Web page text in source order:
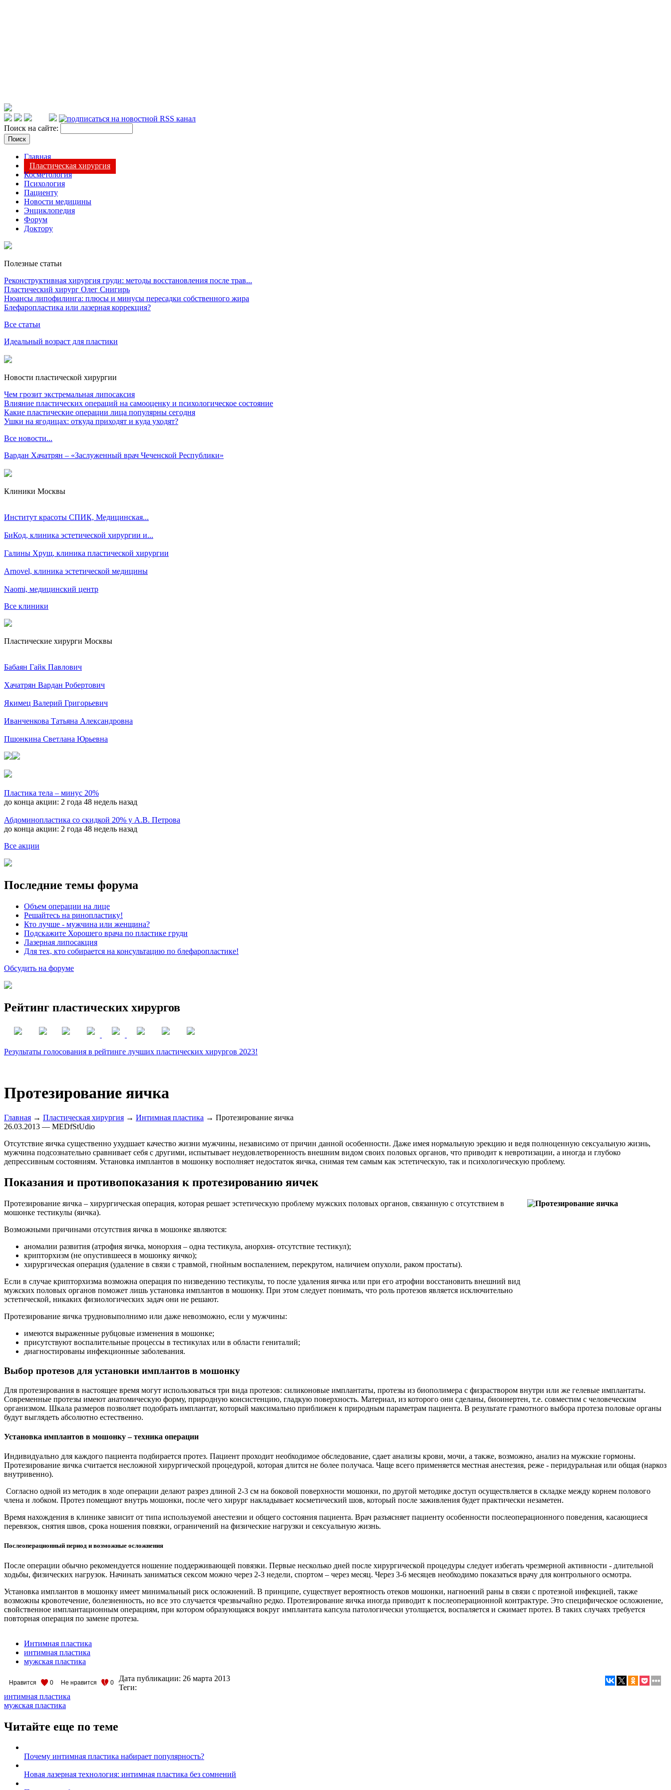
Поиск на сайте:
Главная
Пластическая хирургия
Косметология
Психология
Пациенту
Новости медицины
Энциклопедия
Форум
Доктору
Полезные статьи
Реконструктивная хирургия груди: методы восстановления после трав...
Пластический хирург Олег Снигирь
Нюансы липофилинга: плюсы и минусы пересадки собственного жира
Блефаропластика или лазерная коррекция?
Все статьи
Идеальный возраст для пластики
Новости пластической хирургии
Чем грозит экстремальная липосаксия
Влияние пластических операций на самооценку и психологическое состояние
Какие пластические операции лица популярны сегодня
Ушки на ягодицах: откуда приходят и куда уходят?
Все новости...
Вардан Хачатрян – «Заслуженный врач Чеченской Республики»
Клиники Москвы
Институт красоты СПИК, Медицинская...
БиКод, клиника эстетической хирургии и...
Галины Хрущ, клиника пластической хирургии
Arnovel, клиника эстетической медицины
Naomi, медицинский центр
Все клиники
Пластические хирурги Москвы
Бабаян Гайк Павлович
Хачатрян Вардан Робертович
Якимец Валерий Григорьевич
Иванченкова Татьяна Александровна
Пшонкина Светлана Юрьевна
Пластика тела – минус 20%
до конца акции: 2 года 48 недель назад
Абдоминопластика со скидкой 20% у А.В. Петрова
до конца акции: 2 года 48 недель назад
Все акции
Последние темы форума
Объем операции на лице
Решайтесь на ринопластику!
Кто лучше - мужчина или женщина?
Подскажите Хорошего врача по пластике груди
Лазерная липосакция
Для тех, кто собирается на консультацию по блефаропластике!
Обсудить на форуме
Рейтинг пластических хирургов
Результаты голосования в рейтинге лучших пластических хирургов 2023!
Протезирование яичка
Главная → Пластическая хирургия → Интимная пластика → Протезирование яичка
26.03.2013 — MEDfStUdio
Отсутствие яичка существенно ухудшает качество жизни мужчины, независимо от причин данной особенности. Даже имея нормальную эрекцию и ведя полноценную сексуальную жизнь,
мужчина подсознательно сравнивает себя с другими, испытывает неудовлетворенность внешним видом своих половых органов, что приводит к невротизации, а иногда и глубоко
депрессивным состояниям. Установка имплантов в мошонку восполняет недостаток яичка, снимая тем самым как эстетическую, так и психологическую проблему.
Показания и противопоказания к протезированию яичек
Протезирование яичка – хирургическая операция, которая решает эстетическую проблему мужских половых органов, связанную с отсутствием в
мошонке тестикулы (яичка).
Возможными причинами отсутствия яичка в мошонке являются:
аномалии развития (атрофия яичка, монорхия – одна тестикула, анорхия‑ отсутствие тестикул);
крипторхизм (не опустившееся в мошонку яичко);
хирургическая операция (удаление в связи с травмой, гнойным воспалением, перекрутом, наличием опухоли, раком простаты).
Если в случае крипторхизма возможна операция по низведению тестикулы, то после удаления яичка или при его атрофии восстановить внешний вид
мужских половых органов поможет лишь установка имплантов в мошонку. При этом следует понимать, что роль протезов является исключительно
эстетической, никаких физиологических задач они не решают.
Протезирование яичка трудновыполнимо или даже невозможно, если у мужчины:
имеются выраженные рубцовые изменения в мошонке;
присутствуют воспалительные процессы в тестикулах или в области гениталий;
диагностированы инфекционные заболевания.
Выбор протезов для установки имплантов в мошонку
Для протезирования в настоящее время могут использоваться три вида протезов: силиконовые имплантаты, протезы из биополимера с физраствором внутри или же гелевые имплантаты.
Современные протезы имеют анатомическую форму, природную консистенцию, гладкую поверхность. Материал, из которого они сделаны, биоинертен, т.е. совместим с человеческим
организмом. Шкала размеров позволяет подобрать имплантат, который максимально приближен к природным параметрам пациента. В результате грамотного выбора протеза половые органы
будут выглядеть абсолютно естественно.
Установка имплантов в мошонку – техника операции
Индивидуально для каждого пациента подбирается протез. Пациент проходит необходимое обследование, сдает анализы крови, мочи, а также, возможно, анализ на мужские гормоны.
Протезирование яичка считается несложной хирургической процедурой, которая длится не более получаса. Чаще всего применяется местная анестезия, реже ‑ перидуральная или общая (наркоз
внутривенно).
Согласно одной из методик в ходе операции делают разрез длиной 2-3 см на боковой поверхности мошонки, по другой методике доступ осуществляется в складке между корнем полового
члена и лобком. Протез помещают внутрь мошонки, после чего хирург накладывает косметический шов, который после заживления будет практически незаметен.
Время нахождения в клинике зависит от типа используемой анестезии и общего состояния пациента. Врач разъясняет пациенту особенности послеоперационного поведения, касающиеся
перевязок, снятия швов, срока ношения повязки, ограничений на физические нагрузки и сексуальную жизнь.
Послеоперационный период и возможные осложнения
После операции обычно рекомендуется ношение поддерживающей повязки. Первые несколько дней после хирургической процедуры следует избегать чрезмерной активности ‑ длительной
ходьбы, физических нагрузок. Начинать заниматься сексом можно через 2-3 недели, спортом – через месяц. Через 3-6 месяцев необходимо показаться врачу для контрольного осмотра.
Установка имплантов в мошонку имеет минимальный риск осложнений. В принципе, существует вероятность отеков мошонки, нагноений раны в связи с протезной инфекцией, также
возможны кровотечение, болезненность, но все это случается чрезвычайно редко. Протезирование яичка иногда приводит к послеоперационной контрактуре. Это специфическое осложнение,
свойственное имплантационным операциям, при котором образующаяся вокруг имплантата капсула патологически утолщается, воспаляется и сжимает протез. В таких случаях требуется
повторная операция по замене протеза.
Интимная пластика
интимная пластика
мужская пластика
Нравится 0 Не нравится 0 Дата публикации: 26 марта 2013
Теги:
интимная пластика
мужская пластика
Читайте еще по теме
Почему интимная пластика набирает популярность?
Новая лазерная технология: интимная пластика без сомнений